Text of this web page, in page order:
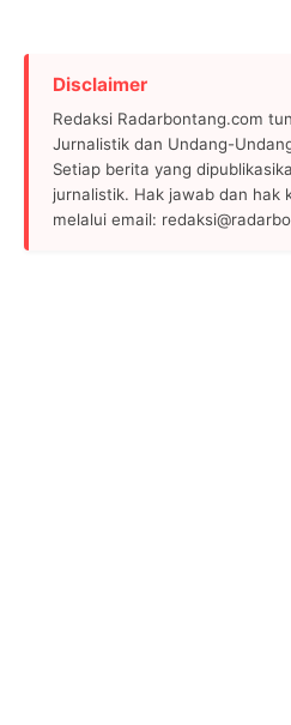
Disclaimer
Redaksi Radarbontang.com
Jurnalistik dan Undang-
Setiap berita yang
jurnalistik. Hak jawab dan hak
melalui email: